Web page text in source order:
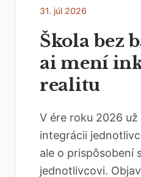
31. júl 2026
Škola bez
ai mení
realitu
V ére roku 2026 už
integrácii
ale o prispôsobení
jednotlivcovi.